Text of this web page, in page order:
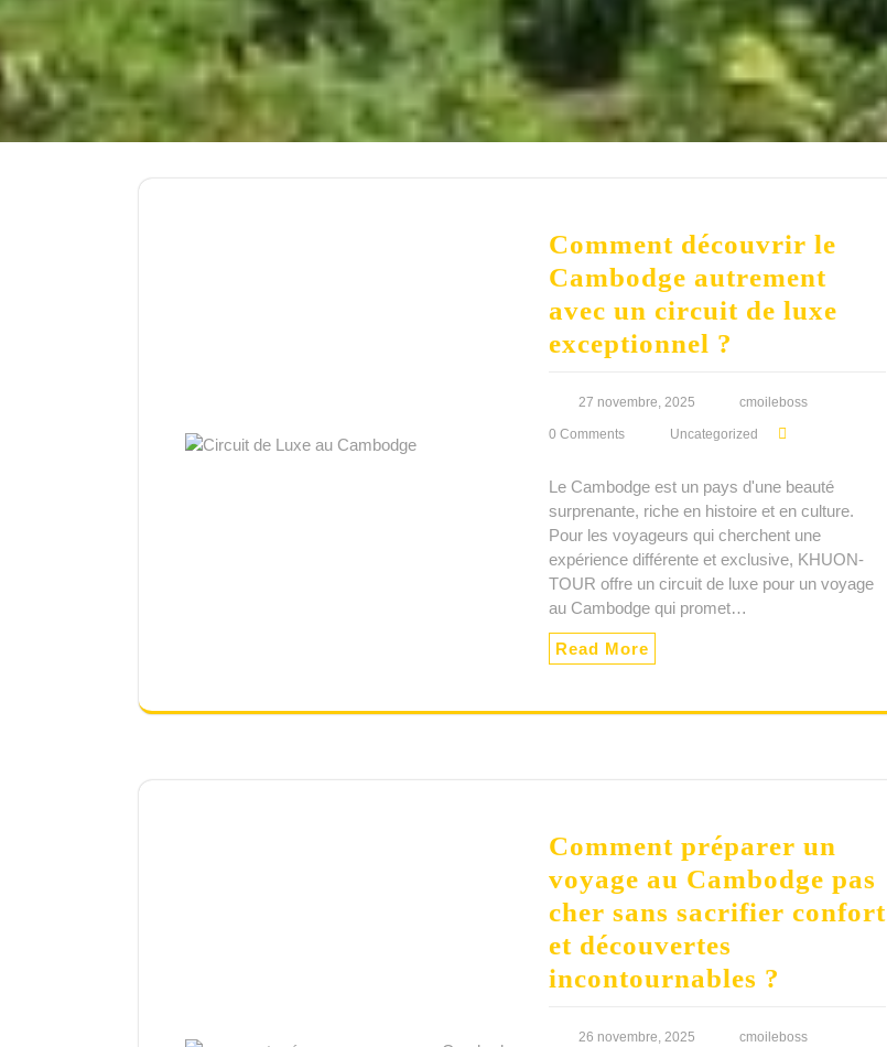
Comment découvrir le
Cambodge autrement
avec un circuit de luxe
exceptionnel ?
27 novembre, 2025 cmoileboss
0 Comments Uncategorized
Le Cambodge est un pays d'une beauté
surprenante, riche en histoire et en culture.
Pour les voyageurs qui cherchent une
expérience différente et exclusive, KHUON-
TOUR offre un circuit de luxe pour un voyage
au Cambodge qui promet…
Read More
Comment préparer un
voyage au Cambodge pas
cher sans sacrifier confort
et découvertes
incontournables ?
26 novembre, 2025 cmoileboss